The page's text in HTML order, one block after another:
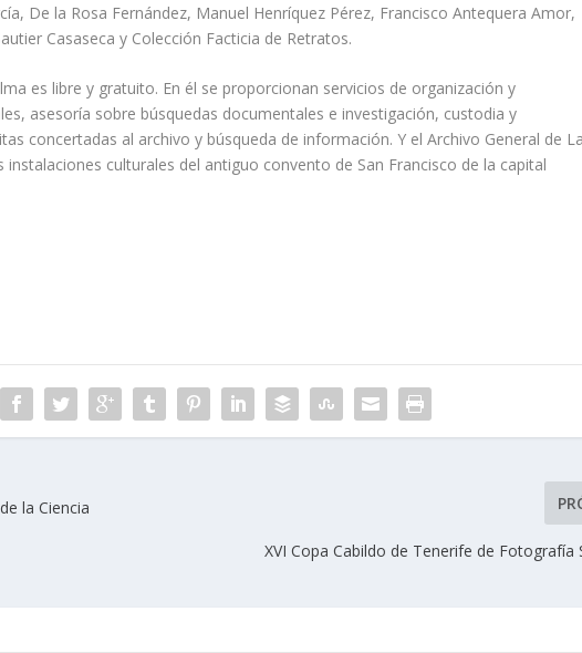
De la Rosa Fernández, Manuel Henríquez Pérez, Francisco Antequera Amor,
Casaseca y Colección Facticia de Retratos.
es libre y gratuito. En él se proporcionan servicios de organización y
asesoría sobre búsquedas documentales e investigación, custodia y
concertadas al archivo y búsqueda de información. Y el Archivo General de La
culturales del antiguo convento de San Francisco de la capital
la Ciencia
XVI Copa Cabildo de Tenerife de Fotografía